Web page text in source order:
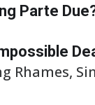
Parte